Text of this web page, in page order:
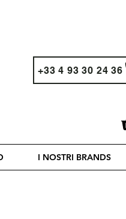
+33 4 93 30 24 36
I NOSTRI BRANDS